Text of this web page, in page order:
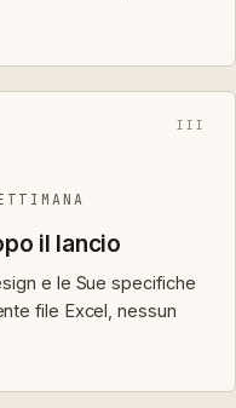
III
il lancio
e le Sue specifiche
file Excel, nessun